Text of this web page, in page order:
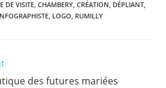
DE VISITE CHAMBERY CRÉATION DÉPLIANT
LOGO RUMILLY
des futures mariées